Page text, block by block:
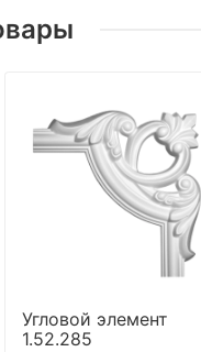
Угловой элемент
1.52.285